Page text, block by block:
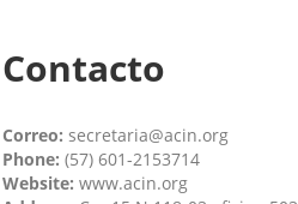
Contacto
Correo: secretaria@acin.org
Phone: (57) 601-2153714
Website: www.acin.org